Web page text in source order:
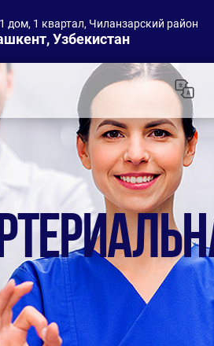
дом, 1 квартал, Чиланзарский район
Узбекистан